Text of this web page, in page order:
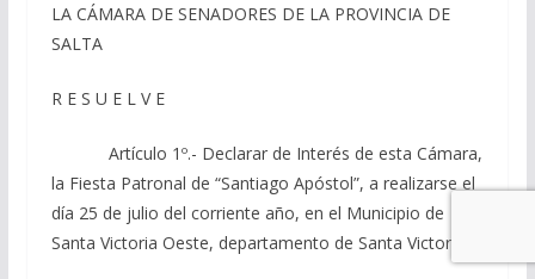
LA CÁMARA DE SENADORES DE LA PROVINCIA DE
SALTA
R E S U E L V E
Artículo 1º.- Declarar de Interés de esta Cámara,
la Fiesta Patronal de “Santiago Apóstol”, a realizarse el
día 25 de julio del corriente año, en el Municipio de
Santa Victoria Oeste, departamento de Santa Victoria.